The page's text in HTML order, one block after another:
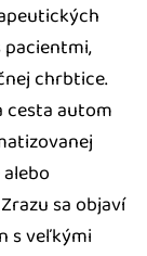
chrbtice.
cesta autom
sa objaví
s veľkými